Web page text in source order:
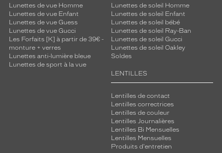
monture
Matière
Lunettes de vue Homme
Lunettes de vue Enfant
Lunettes de vue Guess
Lunettes de vue Gucci
Les Forfaits [K] à partir de 39€ -
monture + verres
Lunettes anti-lumière bleue
Lunettes de sport à la vue
Lunettes de soleil Homme
Lunettes de soleil Enfant
Lunettes de soleil bébé
Lunettes de soleil Ray-Ban
Lunettes de soleil Gucci
Lunettes de soleil Oakley
Soldes
LENTILLES
Lentilles de contact
Lentilles correctrices
Lentilles de couleur
Lentilles Journalières
Lentilles Bi Mensuelles
Lentilles Mensuelles
Produits d'entretien